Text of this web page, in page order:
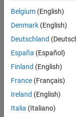
Belgium (English)
Denmark (English)
Deutschland
España (Español)
Finland (English)
France (Français)
Ireland (English)
Italia (Italiano)
Trust Center
Datendiebstahl
© 1994-2026 The